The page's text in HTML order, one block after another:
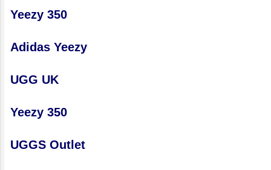
Yeezy 350
Adidas Yeezy
UGG UK
Yeezy 350
UGGS Outlet